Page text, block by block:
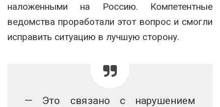
наложенными на Россию. Компетентные
ведомства проработали этот вопрос и смогли
исправить ситуацию в лучшую сторону.
— Это связано с нарушением